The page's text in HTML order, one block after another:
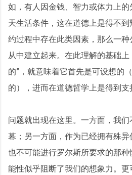
如，有人因金钱、智力或体力上
天生活条件，这在道德上是得不
约过程中存在此类因素，那么一
从中建立起来。在此理解的基础上
的”，就意味着它首先是可设想的
的），进而在道德哲学上是得到支
问题就出现在这里。一方面，我
幕；另一方面，作为已经拥有殊
也不可能进行罗尔斯所要求的那
能性似乎阻断了我们的想象力。